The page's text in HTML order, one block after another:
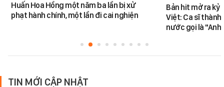
Huấn Hoa Hồng một năm ba lần bị xử
phạt hành chính, một lần đi cai nghiện
Bản hit mở ra kỷ
Việt: Ca sĩ
nước gọi là "Anh
TIN MỚI CẬP NHẬT